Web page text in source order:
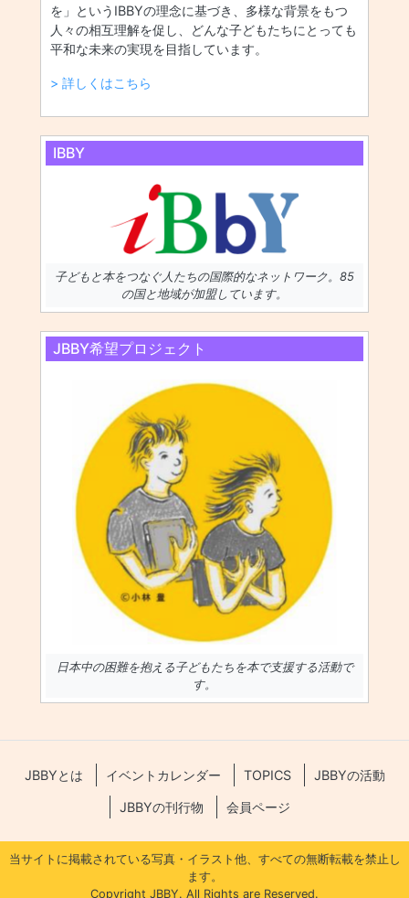
を」というIBBYの理念に基づき、多様な背景をもつ
人々の相互理解を促し、どんな子どもたちにとっても
平和な未来の実現を目指しています。
> 詳しくはこちら
IBBY
子どもと本をつなぐ人たちの国際的なネットワーク。85
の国と地域が加盟しています。
JBBY希望プロジェクト
日本中の困難を抱える子どもたちを本で支援する活動で
す。
JBBYとは イベントカレンダー TOPICS JBBYの活動
JBBYの刊行物 会員ページ
当サイトに掲載されている写真・イラスト他、すべての無断転載を禁止し
ます。
Copyright JBBY. All Rights are Reserved.